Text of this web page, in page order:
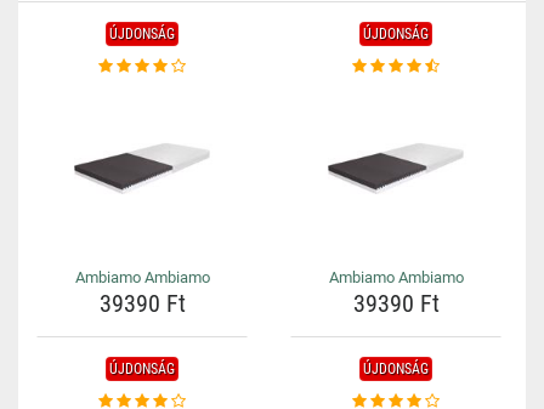
ÚJDONSÁG
Ambiamo Ambiamo
39390 Ft
ÚJDONSÁG
Ambiamo Ambiamo
39390 Ft
ÚJDONSÁG ÚJDONSÁG